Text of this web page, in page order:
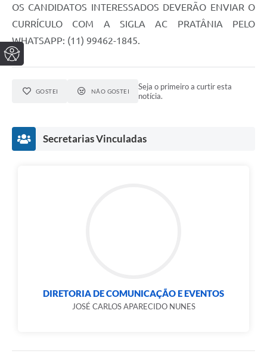
OS CANDIDATOS INTERESSADOS DEVERÃO ENVIAR O
CURRÍCULO COM A SIGLA AC PRATÂNIA PELO
WHATSAPP: (11) 99462-1845.
GOSTEI NÃO GOSTEI
Seja o primeiro a curtir esta
notícia.
Secretarias Vinculadas
DIRETORIA DE COMUNICAÇÃO E EVENTOS
JOSÉ CARLOS APARECIDO NUNES